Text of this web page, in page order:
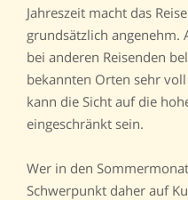
Jahreszeit macht das
grundsätzlich angenehm.
bei anderen Reisenden
bekannten Orten sehr
kann die Sicht auf die
eingeschränkt sein.
Wer in den
Schwerpunkt daher auf